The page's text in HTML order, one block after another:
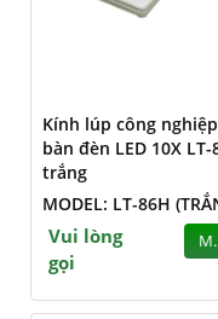
Kính lúp công
bàn đèn LED 10X LT-
trắng
MODEL: LT-86H
Vui lòng
gọi